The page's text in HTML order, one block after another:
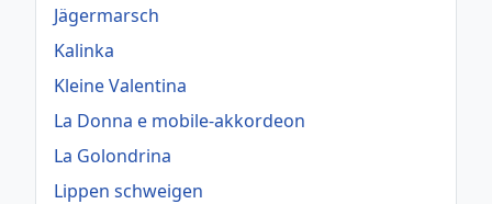
Jägermarsch
Kalinka
Kleine Valentina
La Donna e mobile-akkordeon
La Golondrina
Lippen schweigen